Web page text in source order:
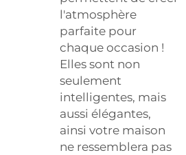
l'atmosphère
parfaite pour
chaque occasion !
Elles sont non
seulement
intelligentes, mais
aussi élégantes,
ainsi votre maison
ne ressemblera pas